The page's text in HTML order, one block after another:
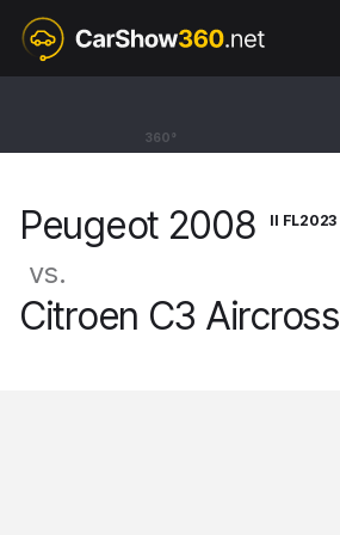
360°
Peugeot 2008
Peugeot 2008 II FL2023
vs.
Citroen C3 Aircross